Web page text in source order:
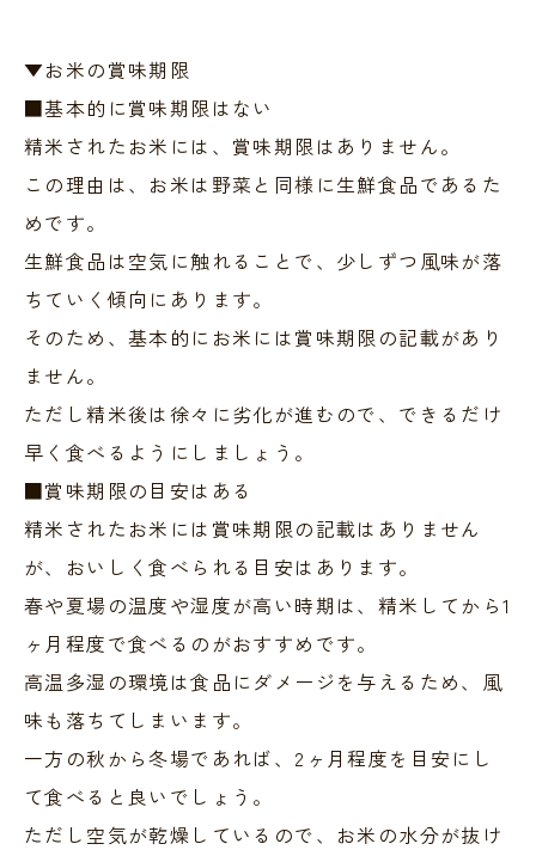
▼お米の賞味期限
■基本的に賞味期限はない
精米されたお米には、賞味期限はありません。
この理由は、お米は野菜と同様に生鮮食品であるた
めです。
生鮮食品は空気に触れることで、少しずつ風味が落
ちていく傾向にあります。
そのため、基本的にお米には賞味期限の記載があり
ません。
ただし精米後は徐々に劣化が進むので、できるだけ
早く食べるようにしましょう。
■賞味期限の目安はある
精米されたお米には賞味期限の記載はありません
が、おいしく食べられる目安はあります。
春や夏場の温度や湿度が高い時期は、精米してから1
ヶ月程度で食べるのがおすすめです。
高温多湿の環境は食品にダメージを与えるため、風
味も落ちてしまいます。
一方の秋から冬場であれば、2ヶ月程度を目安にし
て食べると良いでしょう。
ただし空気が乾燥しているので、お米の水分が抜け